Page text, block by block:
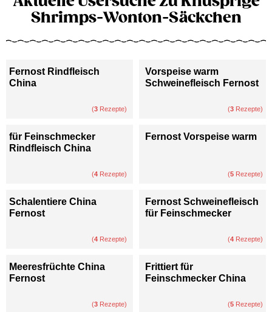
Shrimps-Wonton-Säckchen
Fernost Rindfleisch
China
(3 Rezepte)
Vorspeise warm
Schweinefleisch Fernost
(3 Rezepte)
für Feinschmecker
Rindfleisch China
(4 Rezepte)
Fernost Vorspeise warm
(5 Rezepte)
Schalentiere China
Fernost
(4 Rezepte)
Fernost Schweinefleisch
für Feinschmecker
(4 Rezepte)
Meeresfrüchte China
Fernost
(3 Rezepte)
Frittiert für
Feinschmecker China
(5 Rezepte)